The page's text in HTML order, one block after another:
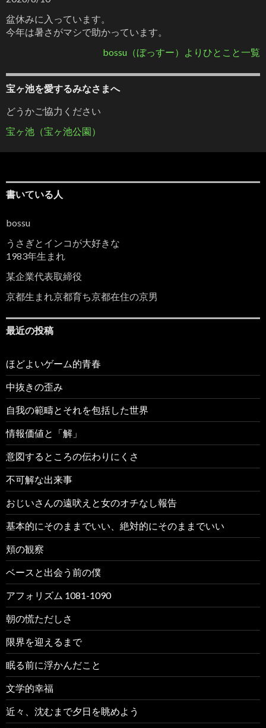
盆休みに入っています。
今年は暑さがマシで助かっています。
bossu（ぼっすー）よりひとこと一覧
宝ヶ池を愛するみなさまへ
どうかご協力ください
宝ヶ池（宝ヶ池公園）
書いている人
bossu
うさぎとインコが大好きな
1983年生まれ
某企業代表取締役
京都生まれ京都育ち京都在住の京男
最近の投稿
ほどよいゲーム的青春
中抜きの歪み
自我の範疇とそれを包括した世界
情報価値と「解」
意図するところの伝わりにくさ
不可解な出来事
おじいさんの遠吠えと女のオチなし報告
基本的にそのままでいい、絶対的にそのままでいい
頬の観察
ベースと出会う前の僕
アフォリズム 1081-1090
朝の慌ただしさ
限界を迎えるまで
眠る前に浮かんだこと
文学的幸福
近々、沈むまで夕日を眺めよう